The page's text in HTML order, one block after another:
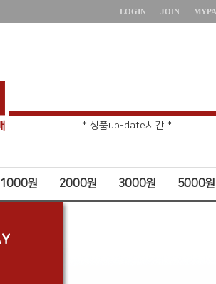
LOGIN JOIN
* 주문취소 제한 *
1000원 2000원 3000원 5000원